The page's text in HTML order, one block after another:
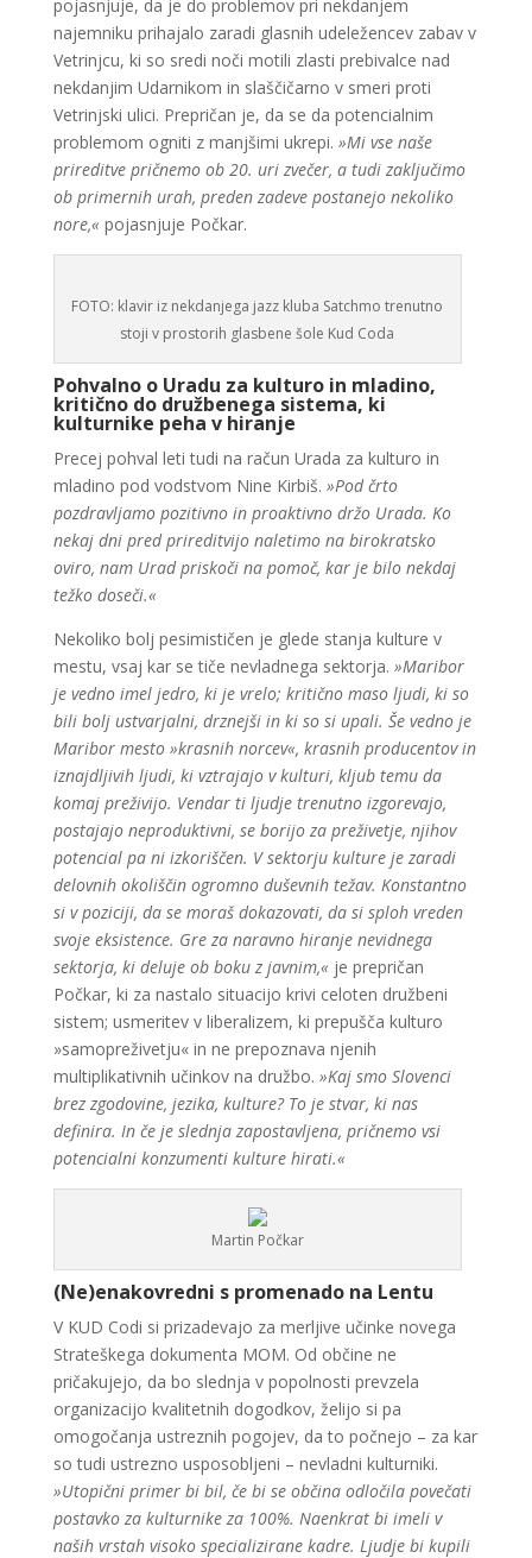
pojasnjuje, da je do problemov pri nekdanjem
najemniku prihajalo zaradi glasnih udeležencev zabav v
Vetrinjcu, ki so sredi noči motili zlasti prebivalce nad
nekdanjim Udarnikom in slaščičarno v smeri proti
Vetrinjski ulici. Prepričan je, da se da potencialnim
problemom ogniti z manjšimi ukrepi. »Mi vse naše
prireditve pričnemo ob 20. uri zvečer, a tudi zaključimo
ob primernih urah, preden zadeve postanejo nekoliko
nore,«pojasnjuje Počkar.
FOTO: klavir iz nekdanjega jazz kluba Satchmo trenutno
stoji v prostorih glasbene šole Kud Coda
Pohvalno o Uradu za kulturo in mladino,
kritično do družbenega sistema, ki
kulturnike peha v hiranje
Precej pohval leti tudi na račun Urada za kulturo in
mladino pod vodstvom Nine Kirbiš. »Pod črto
pozdravljamo pozitivno in proaktivno držo Urada. Ko
nekaj dni pred prireditvijo naletimo na birokratsko
oviro, nam Urad priskoči na pomoč, kar je bilo nekdaj
težko doseči.«
Nekoliko bolj pesimističen je glede stanja kulture v
mestu, vsaj kar se tiče nevladnega sektorja. »Maribor
je vedno imel jedro, ki je vrelo; kritično maso ljudi, ki so
bili bolj ustvarjalni, drznejši in ki so si upali. Še vedno je
Maribor mesto »krasnih norcev«, krasnih producentov in
iznajdljivih ljudi, ki vztrajajo v kulturi, kljub temu da
komaj preživijo. Vendar ti ljudje trenutno izgorevajo,
postajajo neproduktivni, se borijo za preživetje, njihov
potencial pa ni izkoriščen. V sektorju kulture je zaradi
delovnih okoliščin ogromno duševnih težav. Konstantno
si v poziciji, da se moraš dokazovati, da si sploh vreden
svoje eksistence. Gre za naravno hiranje nevidnega
sektorja, ki deluje ob boku z javnim,«je prepričan
Počkar, ki za nastalo situacijo krivi celoten družbeni
sistem; usmeritev v liberalizem, ki prepušča kulturo
»samopreživetju« in ne prepoznava njenih
multiplikativnih učinkov na družbo. »Kaj smo Slovenci
brez zgodovine, jezika, kulture? To je stvar, ki nas
definira. In če je slednja zapostavljena, pričnemo vsi
potencialni konzumenti kulture hirati.«
Martin Počkar
(Ne)enakovredni s promenado na Lentu
V KUD Codi si prizadevajo za merljive učinke novega
Strateškega dokumenta MOM. Od občine ne
pričakujejo, da bo slednja v popolnosti prevzela
organizacijo kvalitetnih dogodkov, želijo si pa
omogočanja ustreznih pogojev, da to počnejo – za kar
so tudi ustrezno usposobljeni – nevladni kulturniki.
»Utopični primer bi bil, če bi se občina odločila povečati
postavko za kulturnike za 100%. Naenkrat bi imeli v
naših vrstah visoko specializirane kadre. Ljudje bi kupili